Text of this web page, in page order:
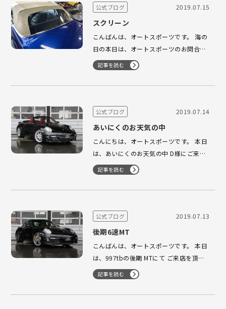
GT…
公式ブログ 2019.07.15
スクリーン
こんばんは、オートスポーツです。 海の
日の本日は、オートスポーツのお問合せ
&ご来店が（＾_＾）いっぱいの1日でし
た！！ 本当にありがとうございました。
こちらのマスタングは、リヤのスクリー
しました！！ あと少しでお納車でござ…
記事を読む
公式ブログ 2019.07.14
あいにくのお天気の中
こんにちは、オートスポーツです。 本日
は、あいにくのお天気の中 D様にご来店
を頂きました。 かっこいい997tb カブ
リオレを即決していただきました！！ 足
元の悪い中、麻布のショールームまでご
記事を読む
公式ブログ 2019.07.13
後期6速MT
こんばんは、オートスポーツです。 本日
は、997tbの後期 MTにて ご来店を頂き
ました。 昨年、991カレラSをご購入頂
きました F様 ご来店を頂きまして、あり
がとうございました。 その後、フリーの
記事を読む